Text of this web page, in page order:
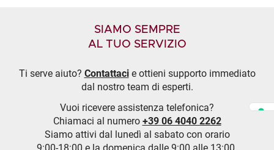
SIAMO SEMPRE
AL TUO SERVIZIO
Ti serve aiuto? Contattacie ottieni supporto immediato
dal nostro team di esperti.
Vuoi ricevere assistenza telefonica?
Chiamaci al numero +39 06 4040 2262
Siamo attivi dal lunedì al sabato con orario